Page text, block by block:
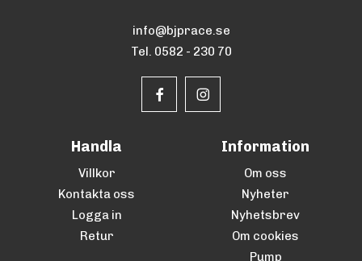
info@bjprace.se
Tel. 0582 - 230 70
Handla
Villkor
Kontakta oss
Logga in
Retur
Information
Om oss
Nyheter
Nyhetsbrev
Om cookies
Pump